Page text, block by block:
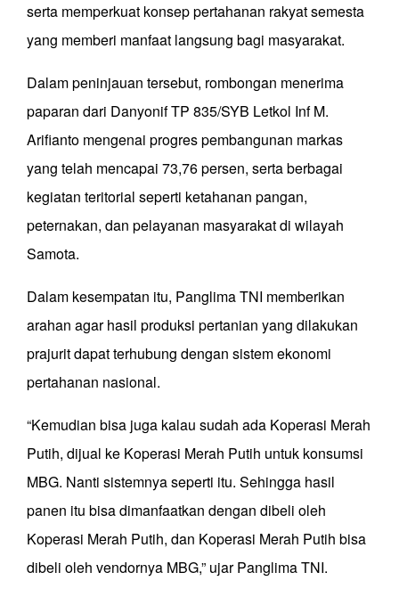
serta memperkuat konsep pertahanan rakyat semesta
yang memberi manfaat langsung bagi masyarakat.
Dalam peninjauan tersebut, rombongan menerima
paparan dari Danyonif TP 835/SYB Letkol Inf M.
Arifianto mengenai progres pembangunan markas
yang telah mencapai 73,76 persen, serta berbagai
kegiatan teritorial seperti ketahanan pangan,
peternakan, dan pelayanan masyarakat di wilayah
Samota.
Dalam kesempatan itu, Panglima TNI memberikan
arahan agar hasil produksi pertanian yang dilakukan
prajurit dapat terhubung dengan sistem ekonomi
pertahanan nasional.
“Kemudian bisa juga kalau sudah ada Koperasi Merah
Putih, dijual ke Koperasi Merah Putih untuk konsumsi
MBG. Nanti sistemnya seperti itu. Sehingga hasil
panen itu bisa dimanfaatkan dengan dibeli oleh
Koperasi Merah Putih, dan Koperasi Merah Putih bisa
dibeli oleh vendornya MBG,” ujar Panglima TNI.